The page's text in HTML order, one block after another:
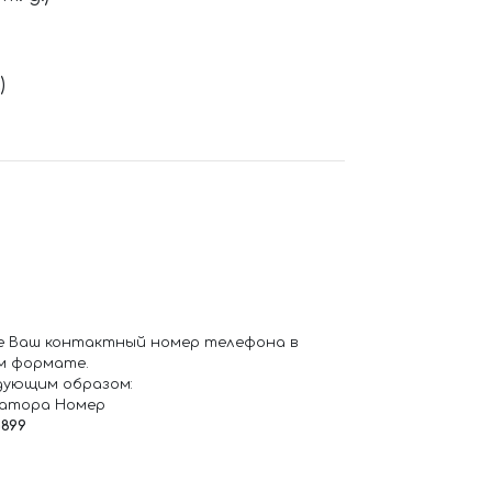
Ваш контактный номер телефона в
формате.
образом:
Номер